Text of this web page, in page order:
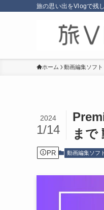
旅の思い出をVlogで残
ホーム 動画編集ソフト
まで
2024
1/14
PR 動画編集ソフ